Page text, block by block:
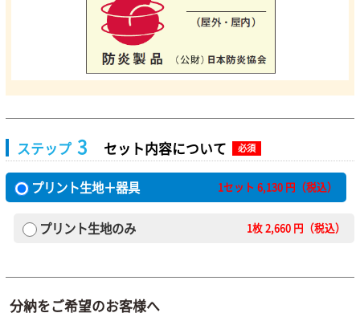
ステップ 3 セット内容について 必須
プリント生地＋器具 1セット 6,130 円（税込）
プリント生地のみ 1枚2,660 円（税込）
分納をご希望のお客様へ